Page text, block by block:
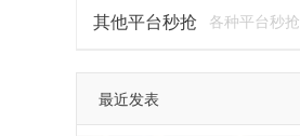
其他平台秒抢 各种平台秒抢
最近发表